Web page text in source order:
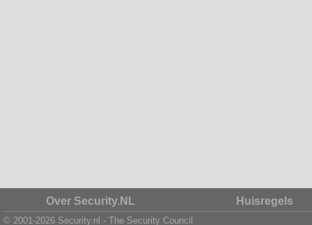
Over Security.NL Huisregels
© 2001-2026 Security.nl - The Security Council